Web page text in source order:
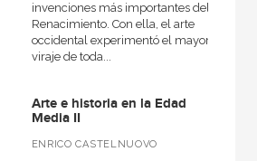
invenciones más importantes del
Renacimiento. Con ella, el arte
occidental experimentó el mayor
viraje de toda...
Arte e historia en la Edad
Media II
ENRICO CASTELNUOVO